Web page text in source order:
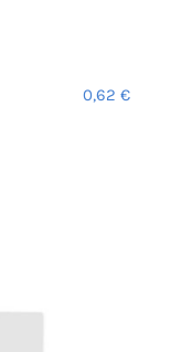
0,62 €